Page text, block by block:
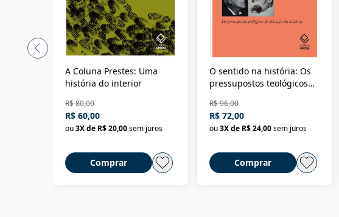
A Coluna Prestes: Uma
história do interior
R$ 80,00
R$ 60,00
ou3X de R$ 20,00sem juros
Comprar
O sentido na história: Os
pressupostos teológicos
R$ 96,00
R$ 72,00
ou3X de R$ 24,00sem juros
Comprar